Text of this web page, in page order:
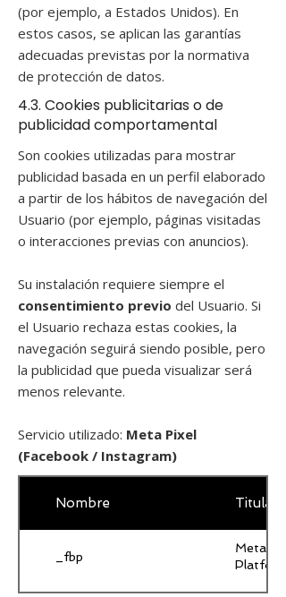
(por ejemplo, a Estados Unidos). En
estos casos, se aplican las garantías
adecuadas previstas por la normativa
de protección de datos.
4.3. Cookies publicitarias o de
publicidad comportamental
Son cookies utilizadas para mostrar
publicidad basada en un perfil elaborado
a partir de los hábitos de navegación del
Usuario (por ejemplo, páginas visitadas
o interacciones previas con anuncios).
Su instalación requiere siempre el
consentimiento previo del Usuario. Si
el Usuario rechaza estas cookies, la
navegación seguirá siendo posible, pero
la publicidad que pueda visualizar será
menos relevante.
Servicio utilizado: Meta Pixel
(Facebook / Instagram)
Nombre Titular
_fbp
Meta